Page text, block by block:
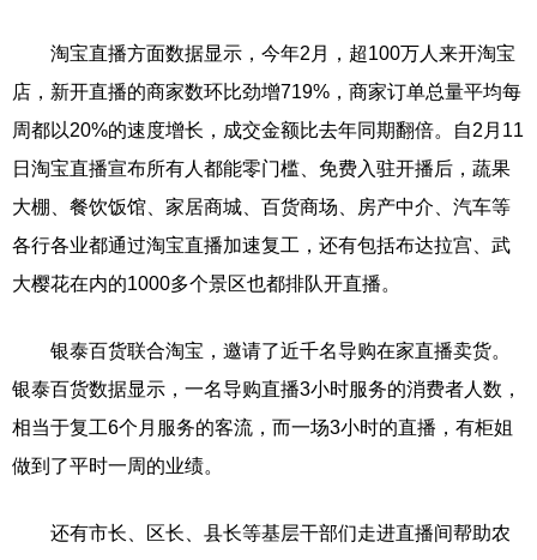
淘宝直播方面数据显示，今年2月，超100万人来开淘宝
店，新开直播的商家数环比劲增719%，商家订单总量平均每
周都以20%的速度增长，成交金额比去年同期翻倍。自2月11
日淘宝直播宣布所有人都能零门槛、免费入驻开播后，蔬果
大棚、餐饮饭馆、家居商城、百货商场、房产中介、汽车等
各行各业都通过淘宝直播加速复工，还有包括布达拉宫、武
大樱花在内的1000多个景区也都排队开直播。
银泰百货联合淘宝，邀请了近千名导购在家直播卖货。
银泰百货数据显示，一名导购直播3小时服务的消费者人数，
相当于复工6个月服务的客流，而一场3小时的直播，有柜姐
做到了平时一周的业绩。
还有市长、区长、县长等基层干部们走进直播间帮助农